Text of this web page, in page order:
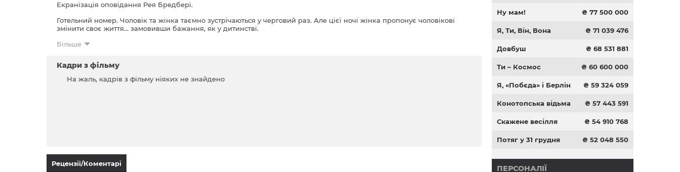
Екранізація оповідання Рея Бредбері.
Готельний номер. Чоловік та жінка таємно зустрічаються у черговий раз. Але цієї ночі жінка пропонує чоловікові
змінити своє життя… замовивши бажання, як у дитинстві.
Більше
Кадри з фільму
На жаль, кадрів з фільму ніяких не знайдено
Рецензії/Коментарі
Ну мам! ₴ 77 500 000
Я, Ти, Він, Вона ₴ 71 039 476
Довбуш ₴ 68 531 881
Ти – Космос ₴ 60 600 000
Я, «Побєда» і Берлін ₴ 59 324 059
Конотопська відьма ₴ 57 443 591
Скажене весілля ₴ 54 910 768
Потяг у 31 грудня ₴ 52 048 550
ПЕРСОНАЛІЇ